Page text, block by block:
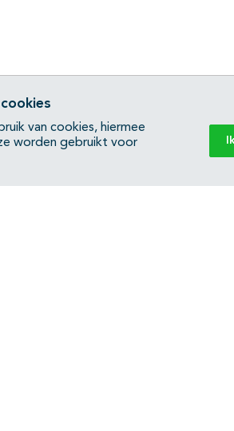
van cookies, hiermee
worden gebruikt voor